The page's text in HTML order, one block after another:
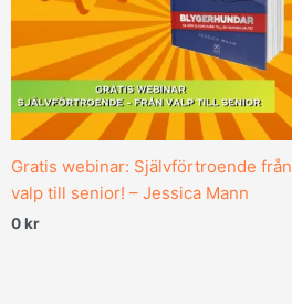
Gratis webinar: Självförtroende från
valp till senior! – Jessica Mann
0kr